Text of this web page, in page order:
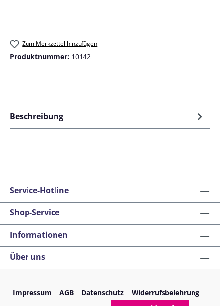
Zum Merkzettel hinzufügen
Produktnummer: 10142
Beschreibung
Service-Hotline
Shop-Service
Informationen
Über uns
Impressum AGB Datenschutz
Widerrufsbelehrung